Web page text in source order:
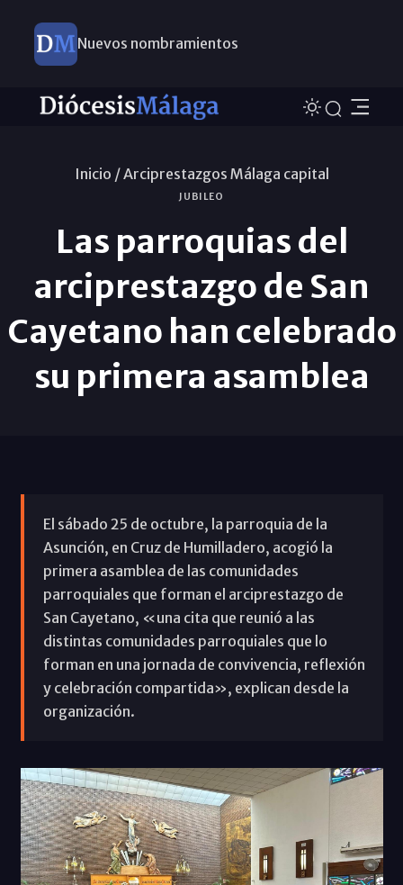
Inicio /Arciprestazgos Málaga capital
JUBILEO
Las parroquias del
arciprestazgo de San
Cayetano han celebrado
su primera asamblea
El sábado 25 de octubre, la parroquia de la
Asunción, en Cruz de Humilladero, acogió la
primera asamblea de las comunidades
parroquiales que forman el arciprestazgo de
San Cayetano, «una cita que reunió a las
distintas comunidades parroquiales que lo
forman en una jornada de convivencia, reflexión
y celebración compartida», explican desde la
organización.